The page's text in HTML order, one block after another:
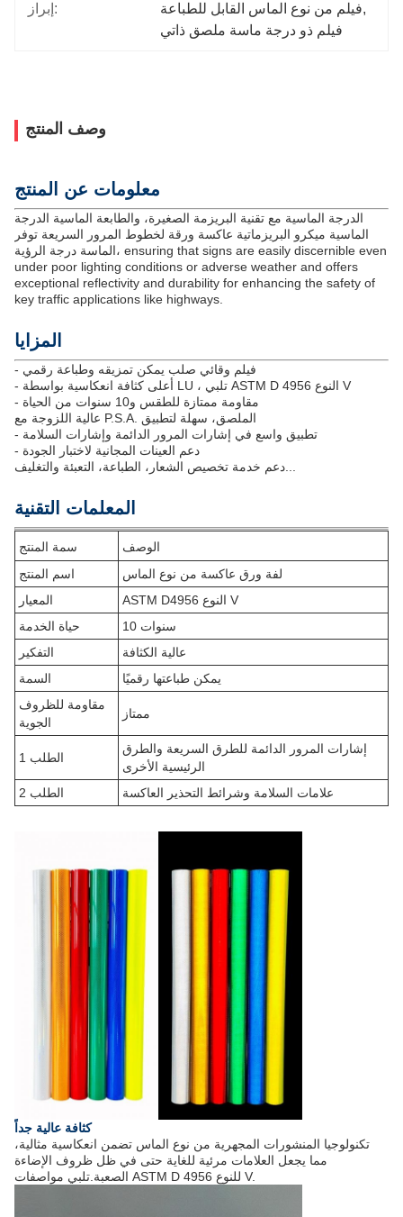
إبراز:
فيلم من نوع الماس القابل للطباعة,
فيلم ذو درجة ماسة ملصق ذاتي
وصف المنتج
معلومات عن المنتج
الدرجة الماسية مع تقنية البريزمة الصغيرة، والطابعة الماسية الدرجة
الماسية ميكرو البريزماتية عاكسة ورقة لخطوط المرور السريعة توفر
الماسة درجة الرؤية، ensuring that signs are easily discernible even
under poor lighting conditions or adverse weather and offers
exceptional reflectivity and durability for enhancing the safety of
key traffic applications like highways.
المزايا
- فيلم وقائي صلب يمكن تمزيقه وطباعة رقمي
- أعلى كثافة انعكاسية بواسطة LU ، تلبي ASTM D 4956 النوع V
- مقاومة ممتازة للطقس و10 سنوات من الحياة
عالية اللزوجة مع P.S.A. الملصق، سهلة لتطبيق
- تطبيق واسع في إشارات المرور الدائمة وإشارات السلامة
- دعم العينات المجانية لاختبار الجودة
المعلمات التقنية
سمة المنتج
الوصف
اسم المنتج
لفة ورق عاكسة من نوع الماس
المعيار
ASTM D4956 النوع V
حياة الخدمة
10 سنوات
التفكير
عالية الكثافة
السمة
يمكن طباعتها رقميًا
مقاومة للظروف
الجوية
ممتاز
الطلب 1
إشارات المرور الدائمة للطرق السريعة والطرق
الرئيسية الأخرى
الطلب 2
علامات السلامة وشرائط التحذير العاكسة
كثافة عالية جداً
تكنولوجيا المنشورات المجهرية من نوع الماس تضمن انعكاسية مثالية،
مما يجعل العلامات مرئية للغاية حتى في ظل ظروف الإضاءة
الصعبة.
تلبي مواصفات ASTM D 4956 للنوع V.